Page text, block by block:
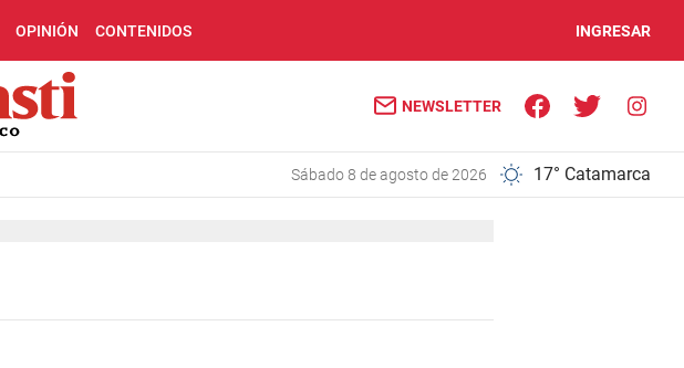
OPINIÓN CONTENIDOS INGRESAR
NEWSLETTER
sábado 8 de agosto de 2026 17° Catamarca